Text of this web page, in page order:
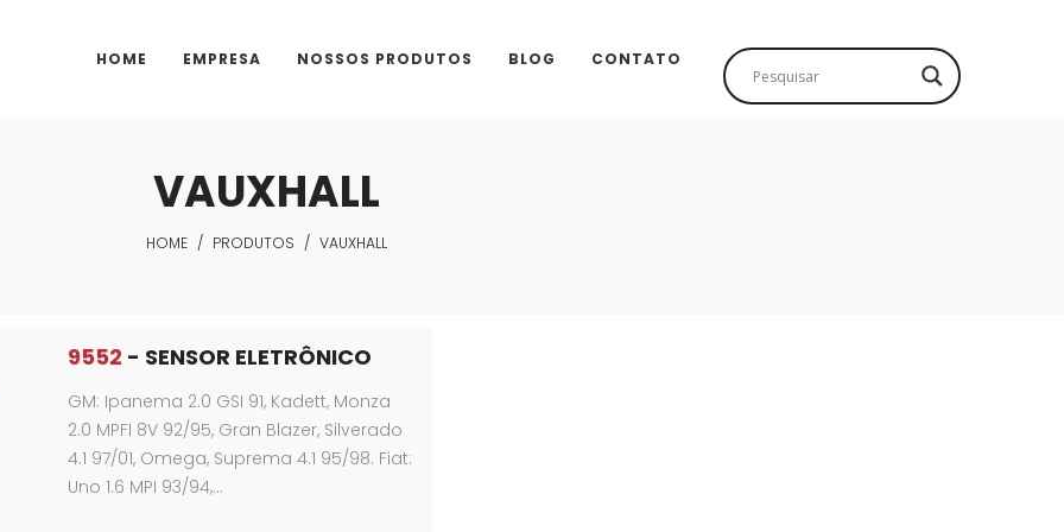
HOME EMPRESA NOSSOS PRODUTOS BLOG CONTATO
VAUXHALL
HOME / PRODUTOS / VAUXHALL
9552 - SENSOR ELETRÔNICO
GM: Ipanema 2.0 GSI 91, Kadett, Monza
2.0 MPFI 8V 92/95, Gran Blazer, Silverado
4.1 97/01, Omega, Suprema 4.1 95/98. Fiat:
Uno 1.6 MPI 93/94,…